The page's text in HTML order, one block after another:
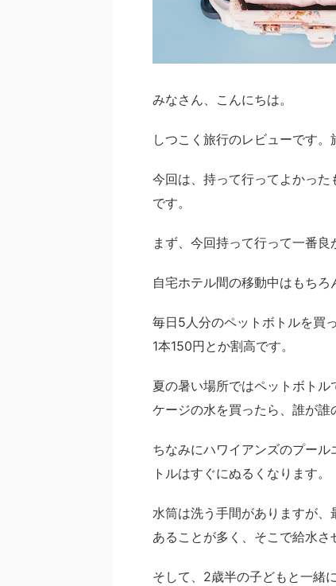
みなさん、こんにちは。
しつこく旅行のレビューです。
今回は、持って行ってよかっ
です。
まず、今回持って行って一番良
自宅ホテル間の移動中はもちろ
毎日5人分のペットボトルを買
1本150円とか割高です。
夏の暑い場所ではペットボト
ケージの水を買ったら、誰が誰
ちなみにハワイアンズのプー
トルはすぐにぬるくなります。
水筒は洗う手間がありますが
あることが多く、そこで給水さ
そして、2歳半の子どもと一緒